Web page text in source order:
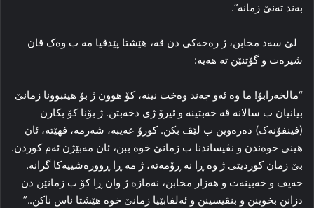
به‌ند ته‌نێ زمانه‌”.
لێ سه‌د مخابن، ژ ره‌خه‌کی دن ڤه‌، هێشتا پێدڤیا مه‌ ب وه‌ک ڤان
شیره‌ت و گۆتنێن ته‌ هه‌یه‌:
“مالخه‌رابۆ! ما وه‌ ئه‌و چه‌ند وه‌خت نینه‌، کۆ هوون ژ بۆ هینبوونا زمانێ
بیانیان ب سالانه‌ ڤه‌ خه‌بتینه‌ و ئیرۆ ژی دخه‌بتن. ژ بۆنا کۆ بکارن
(فینفۆنه‌ک) ده‌ره‌وین ب لێڤ بکن. کورۆ عه‌یبه‌، شه‌رمه‌، فهێته‌، ئان
هینی خوه‌ندن و نڤیساندنا ب زمانێ خوه‌ ببن، ئان مه‌بێژن ئه‌م کوردن.
بێ زمان کوردیتی ژ وه‌ ڕا نه‌ ڕۆمه‌ته‌، ژ مه‌ ڕا ڕووره‌شییه‌کا گرانه‌.
حه‌یف و خه‌بینه‌ت و هه‌زار مخابن، نه‌مازه‌ ژ وان ڕا کۆ ب زمانێن دن
دزانن بخوینن و بنڤیسینن و ئه‌لفابێیا زمانێ خوه‌ هێشتا ناس ناکن..”